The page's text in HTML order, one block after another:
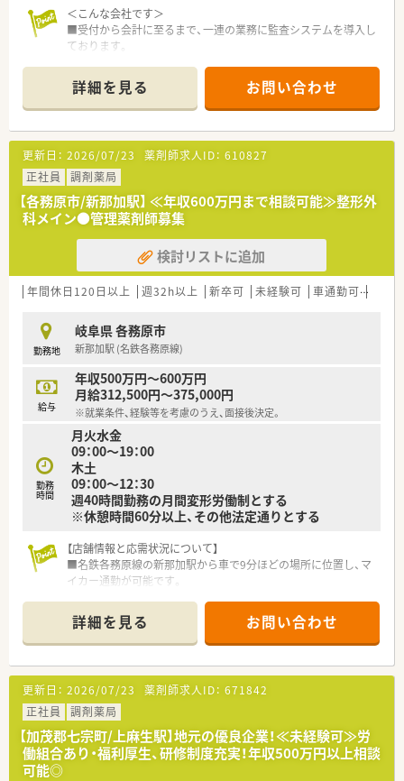
充実の研修で
専門力の強化と幹部社員へのプロモートを支援する薬局管理
者研修などを整えております。
また、資格取得に必要な費用は会社負担でサポートしておりま
す。
■「あいち女性輝きカンパニー」として、愛知県より認証を受け
ております。
女性が働きやすい環境・制度づくりを積極的に行い、その取り
組みが愛知県より認められています。
＜充実の福利厚生・教育制度＞
■各種手当が充実しています！
手当の例／薬剤師手当、皆勤手当、住宅手当、赴任手当、管理手
当、管理者手当、家族手当など
■勉強会や研修、学術大会へも積極参加いただける環境で、資格
取得補助制度などもご活用いただけます♪
勉強会の例／勉強会開催、新人研修、一般薬剤師研修、薬局長
研修等、メーカー主催の勉強会、学術大会等の各種外部研修
＜こんな会社です＞
■受付から会計に至るまで、一連の業務に監査システムを導入し
ております。
安心して対人業務を行える環境を整えています。
調剤未経験の方やブランクのある方でも安心して業務に入る
事ができます。
■医療機関、高齢施設、ケアマネ等と連携し、在宅で療養される
方の支援もしています。
店舗数よりも多くの介護事業所の処方箋を応需して、処方箋に
よる薬の提供を行っています。
ただお薬を届けるのではなく、施設スタッフと薬剤師がパート
ナーになり取り組んでいます。
■地域の方々の健康増進のため、定期的にウォーキングイベント
やお料理教室を開いています。
薬だけではなく健康維持に大切な運動や食事にも興味を向け
ることで、
地域の方々の健康に対する意識を上げ、生活習慣を改善させる
薬のことはもちろんですが、それ以外の食事・運動も合わせて
考え、地域に貢献していきます。
＜長くご活躍可能です＞
■雇用形態変更制度やリターン雇用制度など、ライフスタイルに
合わせて永くご勤務いただけるような様々な制度を用意してい
ます。
60歳の定年後、70歳まで契約社員・パートとしてご勤務いただ
ける、シニア再雇用制度があります。
＜こんなところに注力しています＞
■着実に成長できる体系的かつ実践的な教育研修制度に注力し
ています！
充実の研修で
専門力の強化と幹部社員へのプロモートを支援する薬局管理
者研修などを整えております。
また、資格取得に必要な費用は会社負担でサポートしておりま
す。
■「あいち女性輝きカンパニー」として、愛知県より認証を受け
ております。
女性が働きやすい環境・制度づくりを積極的に行い、その取り
組みが愛知県より認められています。
＜充実の福利厚生・教育制度＞
■各種手当が充実しています！
手当の例／薬剤師手当、皆勤手当、住宅手当、赴任手当、管理手
当、管理者手当、家族手当など
詳細を見る お問い合わせ
更新日： 2026/07/23 薬剤師求人ID： 610827
正社員
調剤薬局
【各務原市/新那加駅】 ≪年収600万円まで相談可能≫整形外
科メイン●管理薬剤師募集
検討リストに追加
年間休日120日以上 週32h以上 新卒可 未経験可 車通勤可
勤務地
岐阜県 各務原市
新那加駅 (名鉄各務原線)
給与
年収500万円～600万円
月給312,500円～375,000円
※就業条件、経験等を考慮のうえ、面接後決定。
勤務
時間
月火水金
09：00～19：00
木土
09：00～12：30
週40時間勤務の月間変形労働制とする
※休憩時間60分以上、その他法定通りとする
【店舗情報と応需状況について】
■名鉄各務原線の新那加駅から車で9分ほどの場所に位置し、マ
イカー通勤が可能です。
枚ほど応需しています。
■薬剤師は常勤2名とパート1名の体制で、事務員も2名在籍し協
力して業務を行っています。
【求人情報について】
■正社員としての採用で、経験や能力を考慮し年収600万円まで
検討可能です。
■調剤未経験やブランクがある場合でも、丁寧な指導があるため
安心して応募できます。
■50代の方まで幅広い年代の採用を検討しており、経験豊富な
方も歓迎しています。
詳細を見る お問い合わせ
更新日： 2026/07/23 薬剤師求人ID： 671842
正社員
調剤薬局
【加茂郡七宗町/上麻生駅】地元の優良企業！≪未経験可≫労
働組合あり・福利厚生、研修制度充実！年収500万円以上相談
可能◎